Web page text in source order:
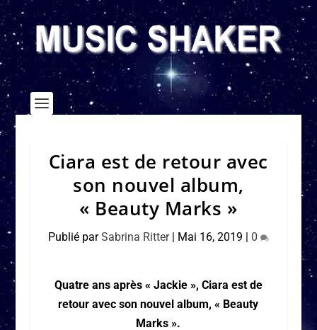
Ciara est de retour avec
son nouvel album,
« Beauty Marks »
Publié parSabrina Ritter| Mai 16, 2019 | 0
Quatre ans après « Jackie », Ciara est de
retour avec son nouvel album, « Beauty
Marks ».